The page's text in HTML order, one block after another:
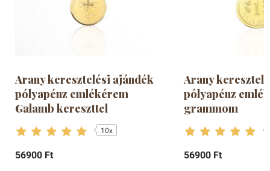
Arany keresztelési ajándék
pólyapénz emlékérem
Galamb kereszttel
10x
56900 Ft
Arany
pólyapénz
grammom
56900 Ft